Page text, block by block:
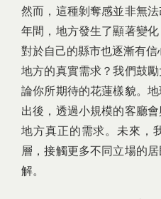
然而，這種剝奪感並非無
年間，地方發生了顯著變
對於自己的縣市也逐漸有
地方的真實需求？我們鼓
論你所期待的花蓮樣貌。
出後，透過小規模的客廳
地方真正的需求。未來，
層，接觸更多不同立場的
解。